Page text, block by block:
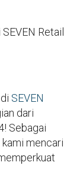
Retail
SEVEN
dari
Sebagai
mencari